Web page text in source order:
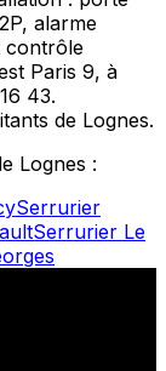
alarme
contrôle
Paris 9, à
43.
de Lognes.
Lognes :
Serrurier
Serrurier Le